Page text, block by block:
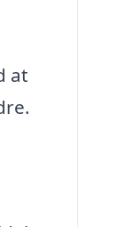
at